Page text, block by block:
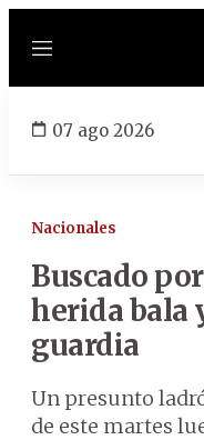
Menú
07 ago 2026
Nacionales
Buscado
herida bala
guardia
Un presunto
de este martes